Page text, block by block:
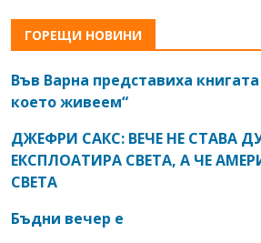
ГОРЕЩИ НОВИНИ
Във Варна представиха
което живеем“
ДЖЕФРИ САКС: ВЕЧЕ НЕ СТАВА
ЕКСПЛОАТИРА СВЕТА, А ЧЕ
СВЕТА
Бъдни вечер е